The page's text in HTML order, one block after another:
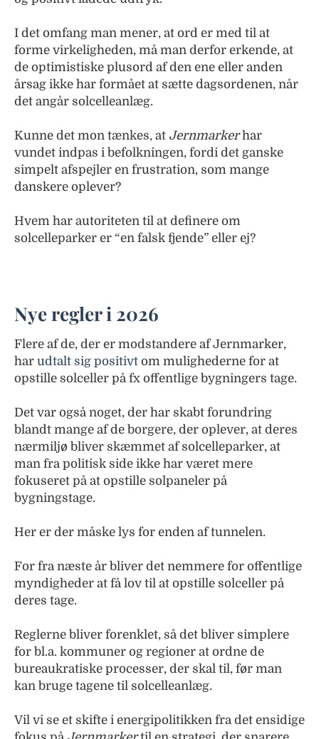
I det omfang man mener, at ord er med til at
forme virkeligheden, må man derfor erkende, at
de optimistiske plusord af den ene eller anden
årsag ikke har formået at sætte dagsordenen, når
det angår solcelleanlæg.
Kunne det mon tænkes, at Jernmarkerhar
vundet indpas i befolkningen, fordi det ganske
simpelt afspejler en frustration, som mange
danskere oplever?
Hvem har autoriteten til at definere om
solcelleparker er “en falsk fjende” eller ej?
Nye regler i 2026
Flere af de, der er modstandere af Jernmarker,
har udtalt sig positivt om mulighederne for at
opstille solceller på fx offentlige bygningers tage.
Det var også noget, der har skabt forundring
blandt mange af de borgere, der oplever, at deres
nærmiljø bliver skæmmet af solcelleparker, at
man fra politisk side ikke har været mere
fokuseret på at opstille solpaneler på
bygningstage.
Her er der måske lys for enden af tunnelen.
For fra næste år bliver det nemmere for offentlige
myndigheder at få lov til at opstille solceller på
deres tage.
Reglerne bliver forenklet, så det bliver simplere
for bl.a. kommuner og regioner at ordne de
bureaukratiske processer, der skal til, før man
kan bruge tagene til solcelleanlæg.
Vil vi se et skifte i energipolitikken fra det ensidige